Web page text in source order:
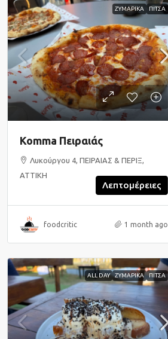
ΖΥΜΑΡΙΚΑ ΠΙΤΣΑ
Komma Πειραιάς
Λυκούργου 4, ΠΕΙΡΑΙΑΣ & ΠΕΡΙΞ,
ΑΤΤΙΚΗ
Λεπτομέρειες
foodcritic 1 month ago
ALL DAY ΖΥΜΑΡΙΚΑ ΠΙΤΣΑ